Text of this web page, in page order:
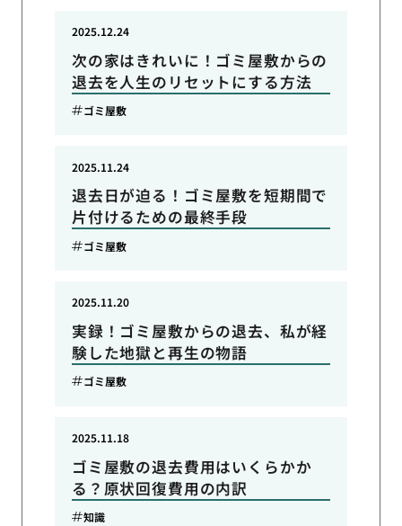
次の家はきれいに！ゴミ屋敷からの
退去を人生のリセットにする方法
2025.12.24
ゴミ屋敷
退去日が迫る！ゴミ屋敷を短期間で
片付けるための最終手段
2025.11.24
ゴミ屋敷
実録！ゴミ屋敷からの退去、私が経
験した地獄と再生の物語
2025.11.20
ゴミ屋敷
ゴミ屋敷の退去費用はいくらかか
る？原状回復費用の内訳
2025.11.18
知識